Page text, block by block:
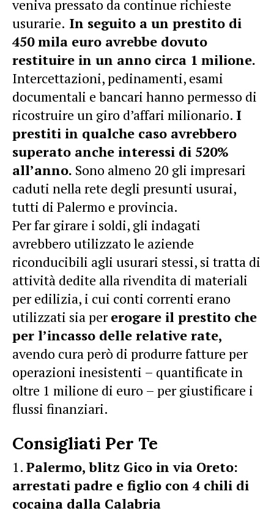
veniva pressato da continue richieste
usurarie. In seguito a un prestito di
450 mila euro avrebbe dovuto
restituire in un anno circa 1 milione.
Intercettazioni, pedinamenti, esami
documentali e bancari hanno permesso di
ricostruire un giro d’affari milionario. I
prestiti in qualche caso avrebbero
superato anche interessi di 520%
all’anno. Sono almeno 20 gli impresari
caduti nella rete degli presunti usurai,
tutti di Palermo e provincia.
Per far girare i soldi, gli indagati
avrebbero utilizzato le aziende
riconducibili agli usurari stessi, si tratta di
attività dedite alla rivendita di materiali
per edilizia, i cui conti correnti erano
utilizzati sia pererogare il prestito che
per l’incasso delle relative rate,
avendo cura però di produrre fatture per
operazioni inesistenti – quantificate in
oltre 1 milione di euro – per giustificare i
flussi finanziari.
Consigliati Per Te
Palermo, blitz Gico in via Oreto:
arrestati padre e figlio con 4 chili di
cocaina dalla Calabria